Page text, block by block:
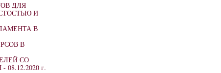
ДЛЯ
И
В
В
СО
- 08.12.2020 г.